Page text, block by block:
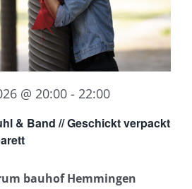
& Band // Geschickt verpackt
@ 20:00 - 22:00
bauhof Hemmingen